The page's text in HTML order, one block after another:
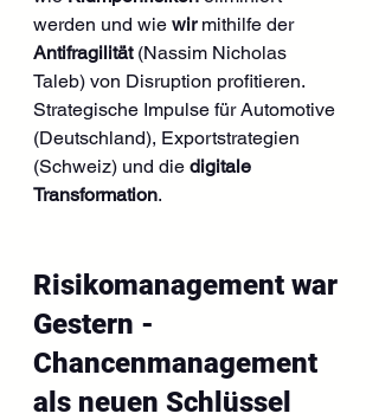
werden und wie wir mithilfe der
Antifragilität (Nassim Nicholas
Taleb) von Disruption profitieren.
Strategische Impulse für Automotive
(Deutschland), Exportstrategien
(Schweiz) und die digitale
Transformation.
Risikomanagement war
Gestern -
Chancenmanagement
als neuen Schlüssel